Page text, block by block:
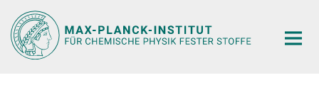
Hauptinhalt